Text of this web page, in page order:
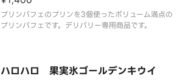
プリンパフェのプリンを3個使ったボリューム満点の
プリンパフェです。デリバリー専用商品です。
ハロハロ 果実氷ゴールデンキウイ